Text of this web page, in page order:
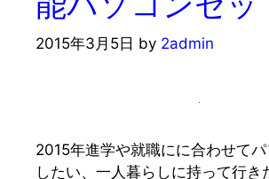
2015年3月5日 by 2admin
2015年進学や就職にに合わせて
したい、一人暮らしに持って行き